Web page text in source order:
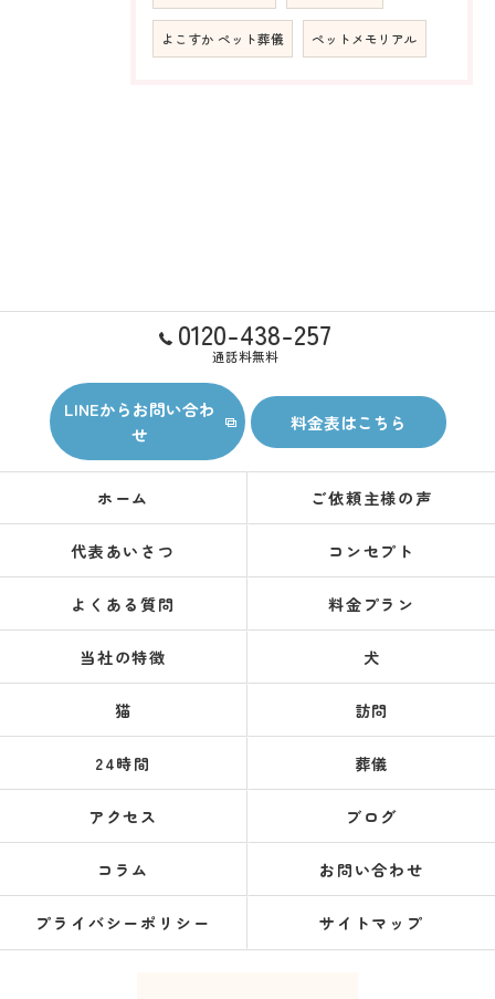
よこすか ペット葬儀 ペットメモリアル
0120-438-257
通話料無料
LINEからお問い合わ
せ
料金表はこちら
ホーム ご依頼主様の声
代表あいさつ コンセプト
よくある質問 料金プラン
当社の特徴 犬
猫 訪問
24時間 葬儀
アクセス ブログ
コラム お問い合わせ
プライバシーポリシー サイトマップ